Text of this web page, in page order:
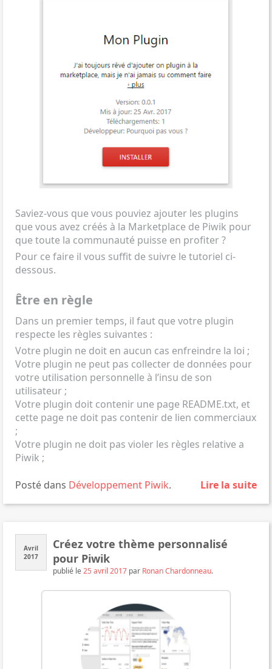
Posté dans Développement Piwik.
Saviez-vous que vous pouviez ajouter les plugins
que vous avez créés à la Marketplace de Piwik pour
que toute la communauté puisse en profiter ?
Pour ce faire il vous suffit de suivre le tutoriel ci-
dessous.
Être en règle
Dans un premier temps, il faut que votre plugin
respecte les règles suivantes :
Votre plugin ne doit en aucun cas enfreindre la loi ;
Votre plugin ne peut pas collecter de données pour
votre utilisation personnelle à l’insu de son
utilisateur ;
Votre plugin doit contenir une page README.txt, et
cette page ne doit pas contenir de lien commerciaux
;
Votre plugin ne doit pas violer les règles relative a
Piwik ;
Lire la suite
Avril
2017
Créez votre thème personnalisé
pour Piwik
publié le25 avril 2017par Ronan Chardonneau.